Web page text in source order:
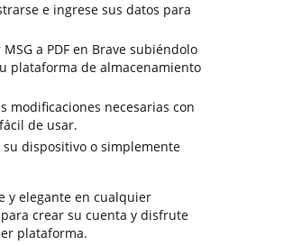
e ingrese sus datos para
a PDF en Brave subiéndolo
plataforma de almacenamiento
modificaciones necesarias con
de usar.
dispositivo o simplemente
y elegante en cualquier
crear su cuenta y disfrute
plataforma.